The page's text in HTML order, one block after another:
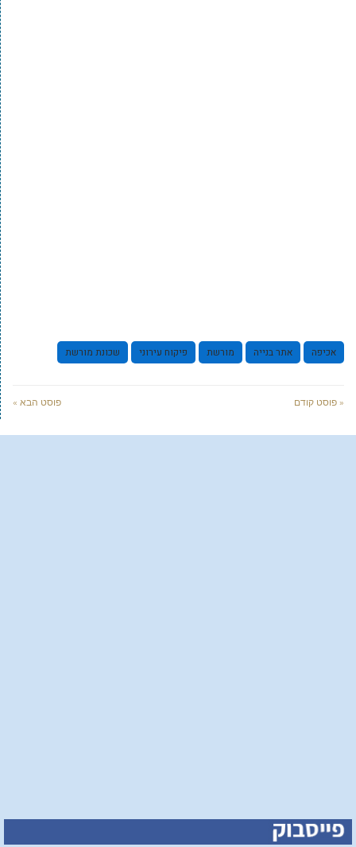
אכיפה אתר בנייה מורשת פיקוח עירוני שכונת מורשת
« פוסט קודם פוסט הבא »